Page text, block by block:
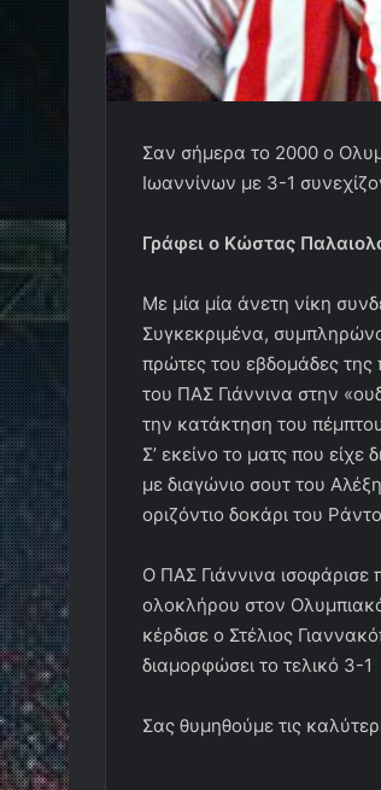
Σαν σήμερα το 2000 ο
Ιωαννίνων με 3-1
Γράφει ο Κώστας
Με μία μία άνετη νίκη
Συγκεκριμένα,
πρώτες του εβδομάδες της
του ΠΑΣ Γιάννινα στην
την κατάκτηση του
Σ’ εκείνο το ματς που
με διαγώνιο σουτ του
οριζόντιο δοκάρι του
Ο ΠΑΣ Γιάννινα ισοφάρισε
ολοκλήρου στον
κέρδισε ο Στέλιος
διαμορφώσει το τελικό 3-1
Σας θυμηθούμε τις